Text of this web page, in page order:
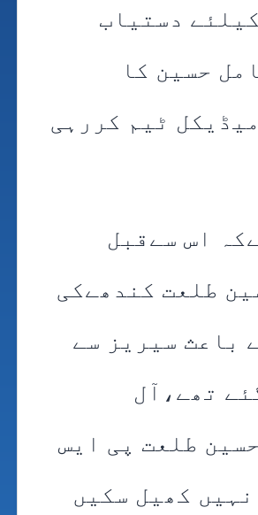
دستیاب
حسین کا
ٹیم کررہی
اس سےقبل
طلعت کندھےکی
باعث سیریز سے
تھے،آل
طلعت پی ایس
نہیں کھیل سکیں